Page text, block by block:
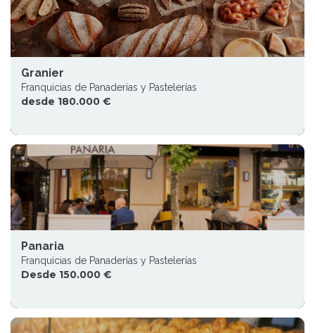
Granier
Franquicias de Panaderías y Pastelerías
desde 180.000 €
Panaria
Franquicias de Panaderías y Pastelerías
Desde 150.000 €